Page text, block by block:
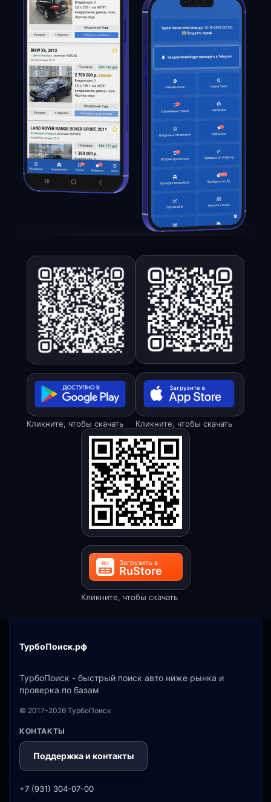
Кликните, чтобы скачать Кликните, чтобы скачать
Кликните, чтобы скачать
ТурбоПоиск.рф
ТурбоПоиск - быстрый поиск авто ниже рынка и
проверка по базам
© 2017-2026 ТурбоПоиск
КОНТАКТЫ
Поддержка и контакты
+7 (931) 304-07-00